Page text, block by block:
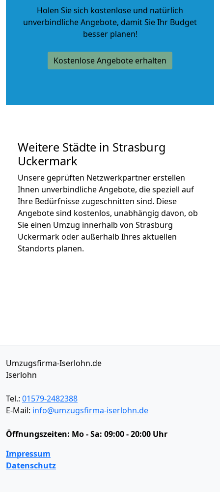
Holen Sie sich kostenlose und natürlich
unverbindliche Angebote, damit Sie Ihr Budget
besser planen!
Kostenlose Angebote erhalten
Weitere Städte in Strasburg
Uckermark
Unsere geprüften Netzwerkpartner erstellen
Ihnen unverbindliche Angebote, die speziell auf
Ihre Bedürfnisse zugeschnitten sind. Diese
Angebote sind kostenlos, unabhängig davon, ob
Sie einen Umzug innerhalb von Strasburg
Uckermark oder außerhalb Ihres aktuellen
Standorts planen.
Umzugsfirma-Iserlohn.de
Iserlohn
Tel.: 01579-2482388
E-Mail: info@umzugsfirma-iserlohn.de
Öffnungszeiten: Mo - Sa: 09:00 - 20:00 Uhr
Impressum
Datenschutz